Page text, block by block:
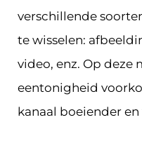
verschillende
te wisselen:
video, enz. Op deze
eentonigheid
kanaal boeiender